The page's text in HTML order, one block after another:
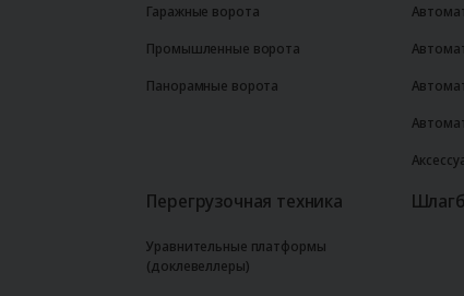
Гаражные ворота
Промышленные ворота
Панорамные ворота
Перегрузочная техника
Уравнительные платформы
(доклевеллеры)